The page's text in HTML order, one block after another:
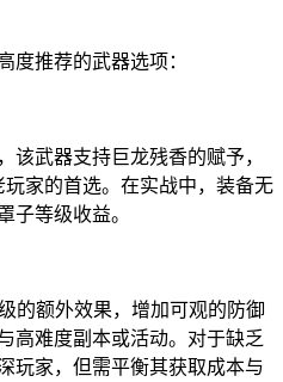
推荐的武器选项：
武器支持巨龙残香的赋予，
家的首选。在实战中，装备无
子等级收益。
的额外效果，增加可观的防御
高难度副本或活动。对于缺乏
玩家，但需平衡其获取成本与